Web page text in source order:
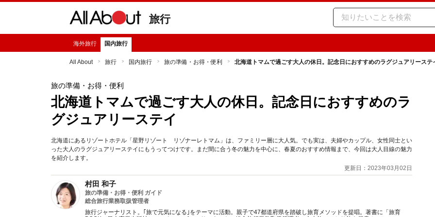
旅行
海外旅行 国内旅行
All About 旅行 国内旅行 旅の準備・お得・便利 北海道トマムで過ごす大人の休日。記念日におすすめのラグジュアリーステ
旅の準備・お得・便利
北海道トマムで過ごす大人の休日。記念日におすすめのラ
グジュアリーステイ
北海道にあるリゾートホテル「星野リゾート リゾナーレトマム」は、ファミリー層に大人気。でも実は、夫婦やカップル、女性同士とい
った大人のラグジュアリーステイにもうってつけです。まだ間に合う冬の魅力を中心に、春夏のおすすめ情報まで、今回は大人目線の魅力
を紹介します。
更新日：2023年03月02日
村田 和子
旅の準備・お得・便利 ガイド
総合旅行業務取扱管理者
旅行ジャーナリスト。｢旅で元気になる｣をテーマに活動。親子で47都道府県を踏破し旅育メソッドを提唱。著書に「旅育